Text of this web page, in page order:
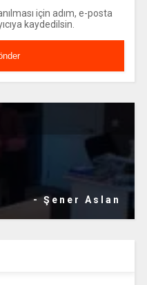
için adım, e-posta
kaydedilsin.
- Şener Aslan